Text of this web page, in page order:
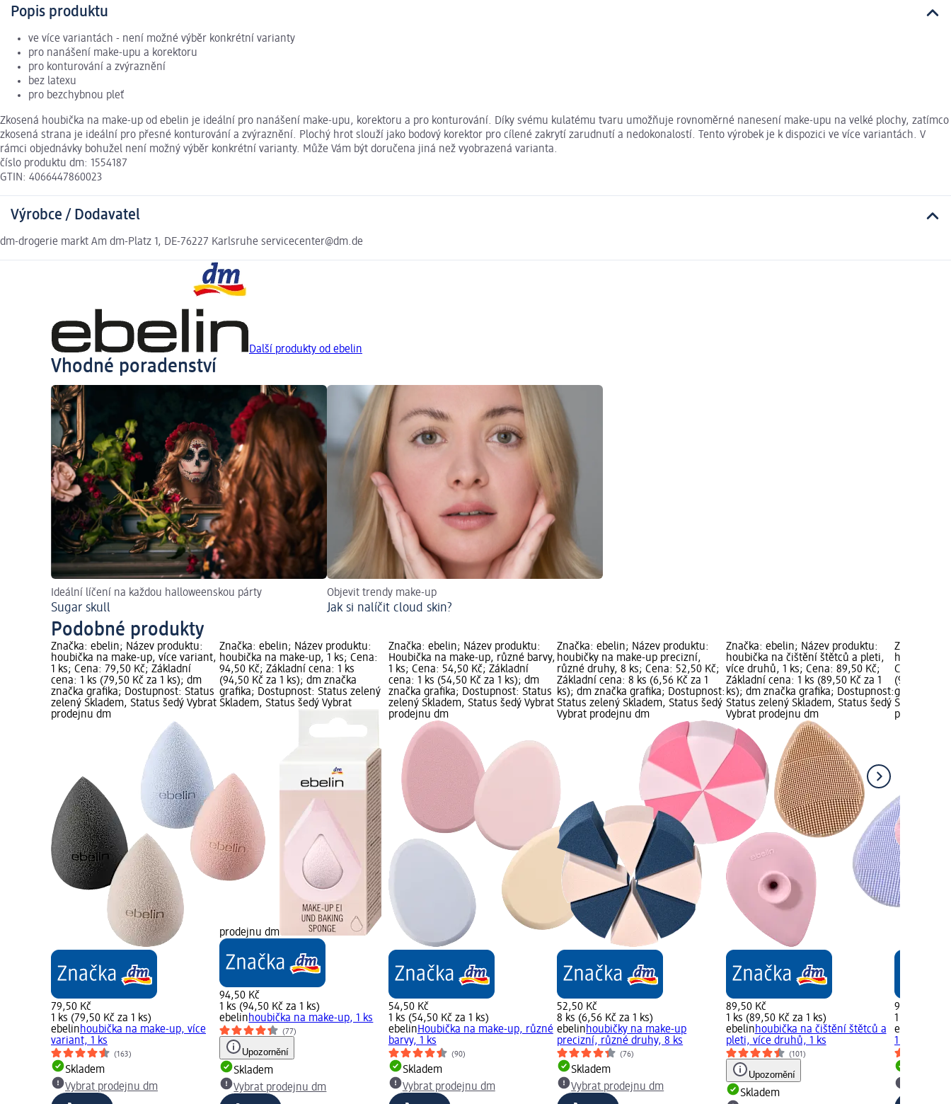
Popis produktu
ve více variantách - není možné výběr konkrétní varianty
pro nanášení make-upu a korektoru
pro konturování a zvýraznění
bez latexu
pro bezchybnou pleť
Zkosená houbička na make-up od ebelin je ideální pro nanášení make-upu, korektoru a pro konturování. Díky svému kulatému tvaru umožňuje rovnoměrné nanesení make-upu na velké plochy, zatímco
zkosená strana je ideální pro přesné konturování a zvýraznění. Plochý hrot slouží jako bodový korektor pro cílené zakrytí zarudnutí a nedokonalostí. Tento výrobek je k dispozici ve více variantách. V
rámci objednávky bohužel není možný výběr konkrétní varianty. Může Vám být doručena jiná než vyobrazená varianta.
číslo produktu dm: 1554187
GTIN: 4066447860023
Výrobce / Dodavatel
dm-drogerie markt Am dm-Platz 1, DE-76227 Karlsruhe servicecenter@dm.de
Další produkty od ebelin
Vhodné poradenství
Ideální líčení na každou halloweenskou párty
Sugar skull
Objevit trendy make-up
Jak si nalíčit cloud skin?
Podobné produkty
Značka: ebelin; Název produktu:
houbička na make-up, více variant,
1 ks; Cena: 79,50 Kč; Základní
cena: 1 ks (79,50 Kč za 1 ks); dm
značka grafika; Dostupnost: Status
zelený Skladem, Status šedý Vybrat
prodejnu dm
79,50 Kč
1 ks (79,50 Kč za 1 ks)
ebelinhoubička na make-up, více
variant, 1 ks
(163)
Skladem
Vybrat prodejnu dm
Značka: ebelin; Název produktu:
houbička na make-up, 1 ks; Cena:
94,50 Kč; Základní cena: 1 ks
(94,50 Kč za 1 ks); dm značka
grafika; Dostupnost: Status zelený
Skladem, Status šedý Vybrat
prodejnu dm
94,50 Kč
1 ks (94,50 Kč za 1 ks)
ebelinhoubička na make-up, 1 ks
(77)
Upozornění
Skladem
Vybrat prodejnu dm
Značka: ebelin; Název produktu:
Houbička na make-up, různé barvy,
1 ks; Cena: 54,50 Kč; Základní
cena: 1 ks (54,50 Kč za 1 ks); dm
značka grafika; Dostupnost: Status
zelený Skladem, Status šedý Vybrat
prodejnu dm
54,50 Kč
1 ks (54,50 Kč za 1 ks)
ebelinHoubička na make-up, různé
barvy, 1 ks
(90)
Skladem
Vybrat prodejnu dm
Značka: ebelin; Název produktu:
houbičky na make-up precizní,
různé druhy, 8 ks; Cena: 52,50 Kč;
Základní cena: 8 ks (6,56 Kč za 1
ks); dm značka grafika; Dostupnost:
Status zelený Skladem, Status šedý
Vybrat prodejnu dm
52,50 Kč
8 ks (6,56 Kč za 1 ks)
ebelinhoubičky na make-up
precizní, různé druhy, 8 ks
(76)
Skladem
Vybrat prodejnu dm
Značka: ebelin; Název produktu:
houbička na čištění štětců a pleti,
více druhů, 1 ks; Cena: 89,50 Kč;
Základní cena: 1 ks (89,50 Kč za 1
ks); dm značka grafika; Dostupnost:
Status zelený Skladem, Status šedý
Vybrat prodejnu dm
89,50 Kč
1 ks (89,50 Kč za 1 ks)
ebelinhoubička na čištění štětců a
pleti, více druhů, 1 ks
(101)
Upozornění
Skladem
Značka:
houbička
Cena:
(99,00 Kč
grafika;
Skladem,
prodejnu
99,00 Kč
1 ks (99,00
ebelin
1 ks